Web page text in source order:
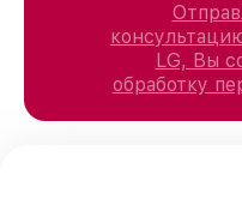
LG, Вы
обработку